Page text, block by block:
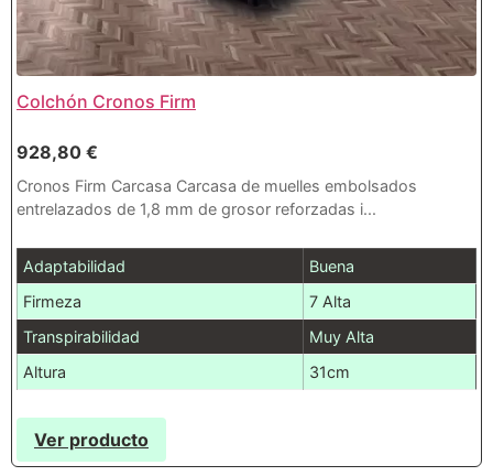
Colchón Cronos Firm
928,80 €
Cronos Firm Carcasa Carcasa de muelles embolsados
entrelazados de 1,8 mm de grosor reforzadas i...
Adaptabilidad
Buena
Firmeza
7 Alta
Transpirabilidad
Muy Alta
Altura
31cm
Ver producto